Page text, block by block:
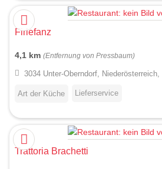
Firlefanz
4,1 km (Entfernung von Pressbaum)
3034 Unter-Oberndorf,
Art der Küche Lieferservice
Trattoria Brachetti